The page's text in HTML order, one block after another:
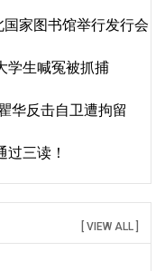
国家图书馆举行发行会
学生喊冤被抓捕
华反击自卫遭拘留
三读！
[ VIEW ALL ]